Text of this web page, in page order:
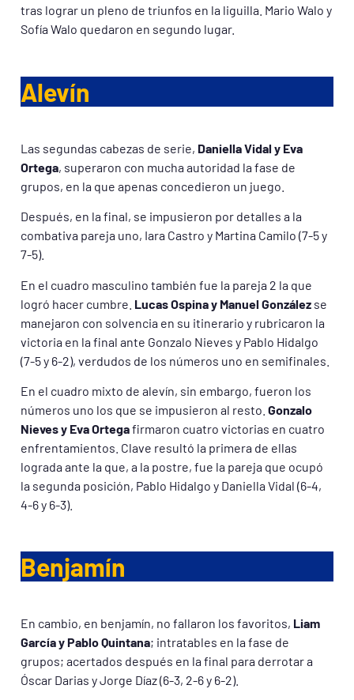
tras lograr un pleno de triunfos en la liguilla. Mario Walo y
Sofía Walo quedaron en segundo lugar.
Alevín
Las segundas cabezas de serie, Daniella Vidal y Eva
Ortega, superaron con mucha autoridad la fase de
grupos, en la que apenas concedieron un juego.
Después, en la final, se impusieron por detalles a la
combativa pareja uno, Iara Castro y Martina Camilo (7-5 y
7-5).
En el cuadro masculino también fue la pareja 2 la que
logró hacer cumbre. Lucas Ospina y Manuel González se
manejaron con solvencia en su itinerario y rubricaron la
victoria en la final ante Gonzalo Nieves y Pablo Hidalgo
(7-5 y 6-2), verdudos de los números uno en semifinales.
En el cuadro mixto de alevín, sin embargo, fueron los
números uno los que se impusieron al resto. Gonzalo
Nieves y Eva Ortegafirmaron cuatro victorias en cuatro
enfrentamientos. Clave resultó la primera de ellas
lograda ante la que, a la postre, fue la pareja que ocupó
la segunda posición, Pablo Hidalgo y Daniella Vidal (6-4,
4-6 y 6-3).
Benjamín
En cambio, en benjamín, no fallaron los favoritos, Liam
García y Pablo Quintana; intratables en la fase de
grupos; acertados después en la final para derrotar a
Óscar Darias y Jorge Díaz (6-3, 2-6 y 6-2).